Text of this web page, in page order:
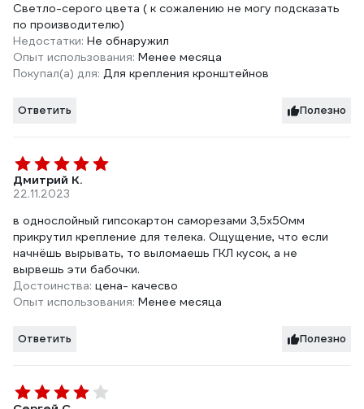
Светло-серого цвета ( к сожалению не могу подсказать
по производителю)
Недостатки: Не обнаружил
Опыт использования: Менее месяца
Покупал(а) для: Для крепления кронштейнов
Ответить Полезно
Дмитрий К.
22.11.2023
в однослойный гипсокартон саморезами 3,5х50мм
прикрутил крепление для телека. Ощущение, что если
начнёшь вырывать, то выломаешь ГКЛ кусок, а не
вырвешь эти бабочки.
Достоинства: цена- качесво
Опыт использования: Менее месяца
Ответить Полезно